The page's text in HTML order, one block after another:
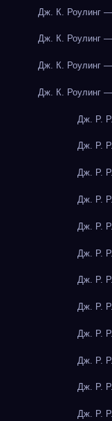
Дж. К. Роулинг —
Дж. К. Роулинг —
Дж. К. Роулинг —
Дж. К. Роулинг —
Дж. Р.
Дж. Р.
Дж. Р.
Дж. Р.
Дж. Р.
Дж. Р.
Дж. Р.
Дж. Р.
Дж. Р.
Дж. Р.
Дж. Р.
Дж. Р.